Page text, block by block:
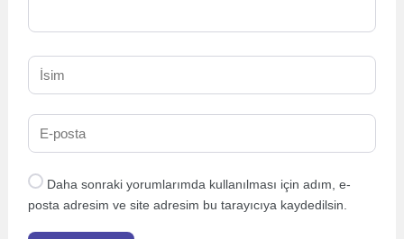
Daha sonraki yorumlarımda kullanılması için adım, e-
posta adresim ve site adresim bu tarayıcıya kaydedilsin.